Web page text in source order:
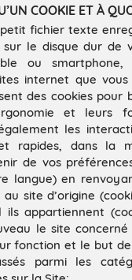
COOKIE ET À
fichier texte
le disque dur de
ou
internet que vous
des cookies pour
et leurs
les
rapides, dans la
de vos
langue) en
au site d’origine
appartiennent
le site
fonction et le but
parmi les